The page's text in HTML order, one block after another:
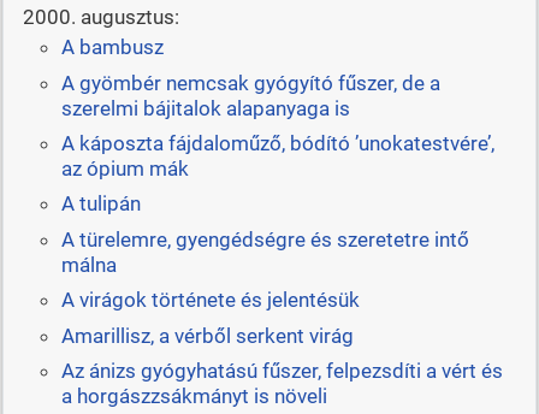
2000. augusztus:
A bambusz
A gyömbér nemcsak gyógyító fűszer, de a
szerelmi bájitalok alapanyaga is
A káposzta fájdaloműző, bódító ’unokatestvére’,
az ópium mák
A tulipán
A türelemre, gyengédségre és szeretetre intő
málna
A virágok története és jelentésük
Amarillisz, a vérből serkent virág
Az ánizs gyógyhatású fűszer, felpezsdíti a vért és
a horgászzsákmányt is növeli